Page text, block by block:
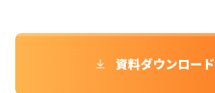
資料ダウンロード